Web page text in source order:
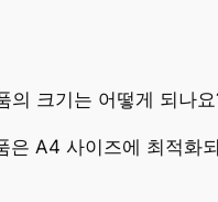
의 크기는 어떻게 되나요
은 A4 사이즈에 최적화